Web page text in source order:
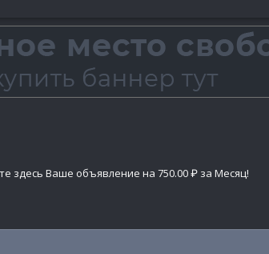
здесь Ваше объявление на 750.00 ₽ за Месяц!